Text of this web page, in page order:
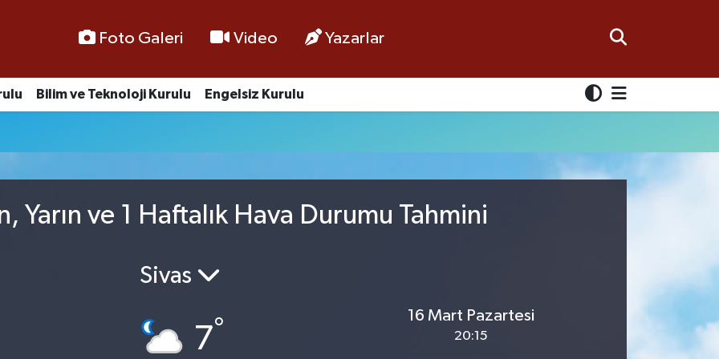
Foto Galeri Video Yazarlar
Bilim ve Teknoloji Kurulu Engelsiz Kurulu
Yarın ve 1 Haftalık Hava Durumu Tahmini
Sivas
7°
16 Mart Pazartesi
20:15